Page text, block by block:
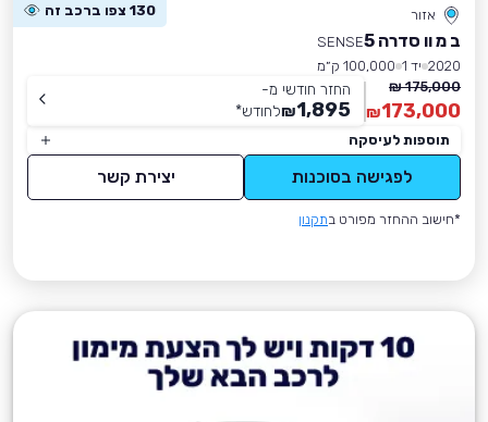
אזור 130 צפו ברכב זה
ב מ וו סדרה 5
SENSE
2020 יד 1
100,000 ק״מ
175,000 ₪
173,000
₪
החזר חודשי מ-
1,895
₪לחודש*
תוספות לעיסקה
לפגישה בסוכנות יצירת קשר
*חישוב ההחזר מפורט בתקנון